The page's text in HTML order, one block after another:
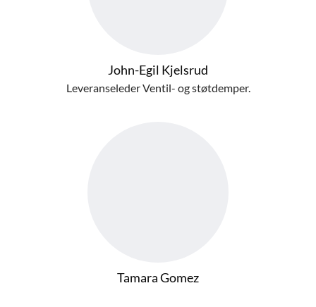
John-Egil Kjelsrud
Leveranseleder Ventil- og støtdemper.
Tamara Gomez